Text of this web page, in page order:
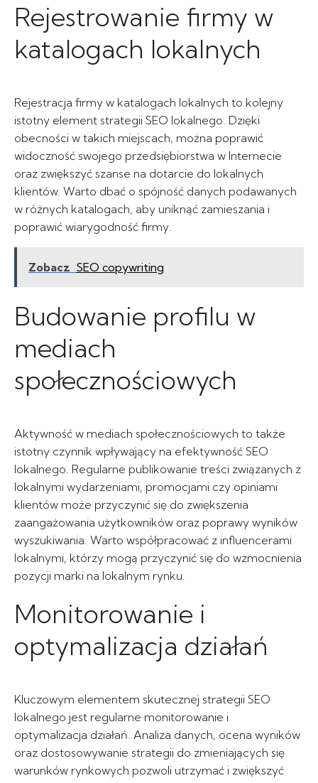
Rejestrowanie firmy w
katalogach lokalnych
Rejestracja firmy w katalogach lokalnych to kolejny
istotny element strategii SEO lokalnego. Dzięki
obecności w takich miejscach, można poprawić
widoczność swojego przedsiębiorstwa w Internecie
oraz zwiększyć szanse na dotarcie do lokalnych
klientów. Warto dbać o spójność danych podawanych
w różnych katalogach, aby uniknąć zamieszania i
poprawić wiarygodność firmy.
Zobacz SEO copywriting
Budowanie profilu w
mediach
społecznościowych
Aktywność w mediach społecznościowych to także
istotny czynnik wpływający na efektywność SEO
lokalnego. Regularne publikowanie treści związanych z
lokalnymi wydarzeniami, promocjami czy opiniami
klientów może przyczynić się do zwiększenia
zaangażowania użytkowników oraz poprawy wyników
wyszukiwania. Warto współpracować z influencerami
lokalnymi, którzy mogą przyczynić się do wzmocnienia
pozycji marki na lokalnym rynku.
Monitorowanie i
optymalizacja działań
Kluczowym elementem skutecznej strategii SEO
lokalnego jest regularne monitorowanie i
optymalizacja działań. Analiza danych, ocena wyników
oraz dostosowywanie strategii do zmieniających się
warunków rynkowych pozwoli utrzymać i zwiększyć